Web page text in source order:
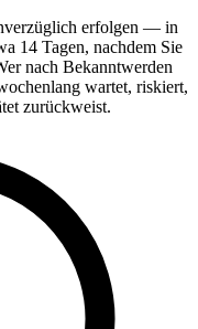
erfolgen — in
14 Tagen, nachdem Sie
nach Bekanntwerden
wartet, riskiert,
zurückweist.